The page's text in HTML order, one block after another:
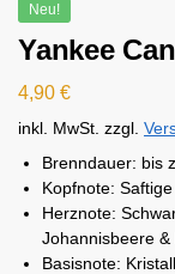
Neu!
Yankee
4,90 €
inkl. MwSt. zzgl.
Brenndauer: bis
Kopfnote:
Herznote:
Johannisbeere
Basisnote: